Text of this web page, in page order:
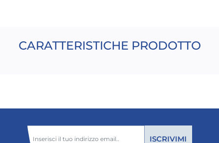
CARATTERISTICHE PRODOTTO